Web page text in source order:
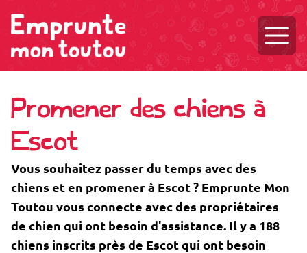
Promener des chiens à
Escot
Vous souhaitez passer du temps avec des
chiens et en promener à Escot ? Emprunte Mon
Toutou vous connecte avec des propriétaires
de chien qui ont besoin d'assistance. Il y a 188
chiens inscrits près de Escot qui ont besoin